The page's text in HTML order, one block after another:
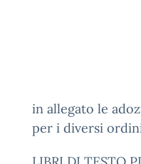
in allegato le
per i diversi